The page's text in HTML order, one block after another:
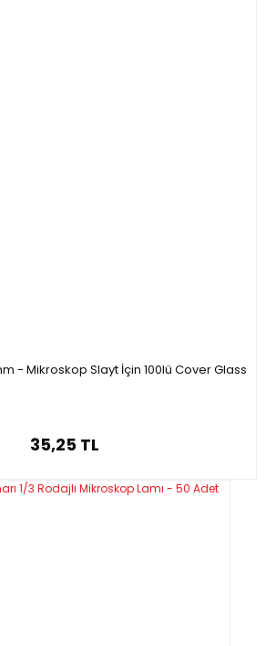
- Mikroskop Slayt İçin 100lü Cover Glass
35,25 TL